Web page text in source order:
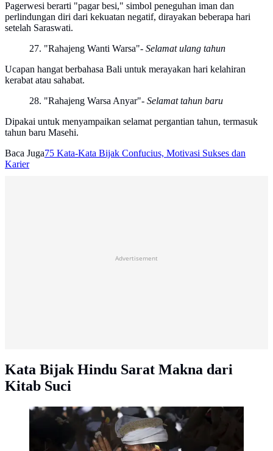
Pagerwesi berarti "pagar besi," simbol peneguhan iman dan
perlindungan diri dari kekuatan negatif, dirayakan beberapa hari
setelah Saraswati.
27. "Rahajeng Wanti Warsa"- Selamat ulang tahun
Ucapan hangat berbahasa Bali untuk merayakan hari kelahiran
kerabat atau sahabat.
28. "Rahajeng Warsa Anyar"- Selamat tahun baru
Dipakai untuk menyampaikan selamat pergantian tahun, termasuk
tahun baru Masehi.
Baca Juga75 Kata-Kata Bijak Confucius, Motivasi Sukses dan
Karier
Advertisement
Kata Bijak Hindu Sarat Makna dari
Kitab Suci